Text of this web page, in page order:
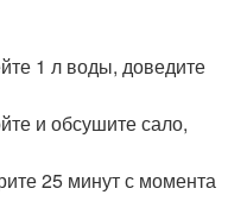
1 л воды, доведите
и обсушите сало,
25 минут с момента